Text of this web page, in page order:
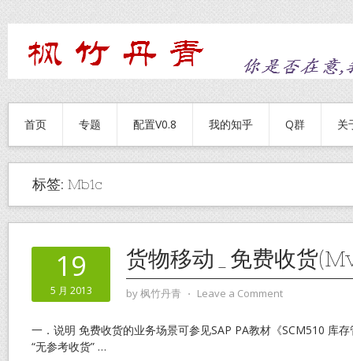
首页 专题 配置V0.8 我的知乎 Q群 关
标签: Mb1c
19
5 月 2013
货物移动_免费收货
by枫竹丹青 ⋅ Leave a Comment
一．说明 免费收货的业务场景可参见SAP PA教材《SCM510 库
“无参考收货” …